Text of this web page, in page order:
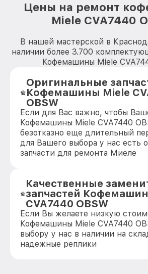
Цены на ремонт
Miele CVA7440
В нашей мастерской в
наличии более 3.700
Кофемашины Miele
Оригинальные
Кофемашины Miele
OBSW
Если для Вас важно, чтобы
Кофемашины Miele CVA7440
безотказно еще длительный
для Вашего выбора у нас есть
запчасти для ремонта Миеле
Качественные
запчастей
CVA7440 OBSW
Если Вы желаете низкую
Кофемашины Miele CVA7440
выбору у нас в наличии на
надежные реплики